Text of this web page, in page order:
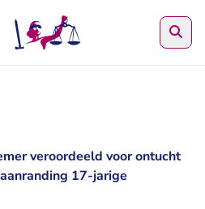
veroordeeld voor ontucht
17-jarige